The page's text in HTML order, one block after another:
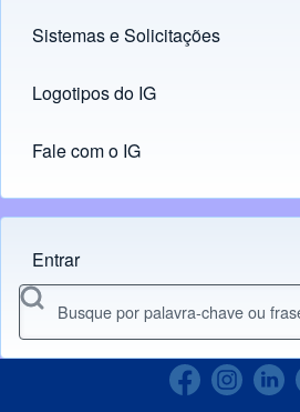
Sistemas e Solicitações
(opens in new tab)
Logotipos do IG
(opens in new tab)
Fale com o IG
Menu do usuário
Entrar
Search